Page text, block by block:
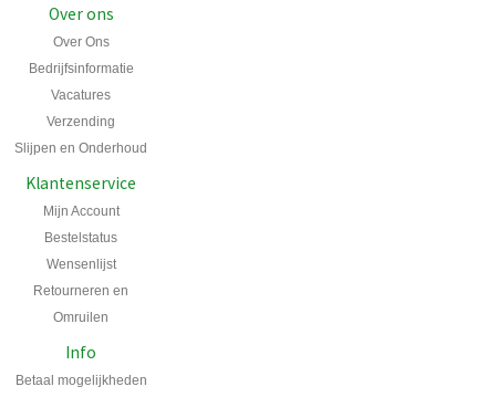
Over ons
Over Ons
Bedrijfsinformatie
Vacatures
Verzending
Slijpen en Onderhoud
Klantenservice
Mijn Account
Bestelstatus
Wensenlijst
Retourneren en
Omruilen
Info
Betaal mogelijkheden